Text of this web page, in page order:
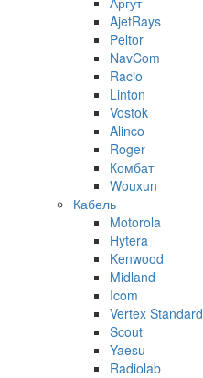
AjetRays
Peltor
NavCom
Racio
Linton
Vostok
Alinco
Roger
Комбат
Wouxun
Кабель
Motorola
Hytera
Kenwood
Midland
Icom
Vertex Standard
Scout
Yaesu
Radiolab